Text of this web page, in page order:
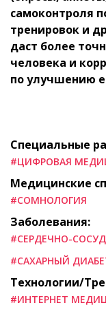
самоконтроля
тренировок и
даст более
человека и
по улучшению
Специальные
#ЦИФРОВАЯ
Медицинские
#СОМНОЛОГИЯ
Заболевания:
#СЕРДЕЧНО-
#САХАРНЫЙ
Технологии/
#ИНТЕРНЕТ